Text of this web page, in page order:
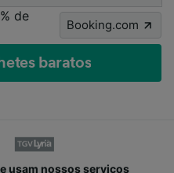
de
Booking.com
baratos
usam nossos serviços